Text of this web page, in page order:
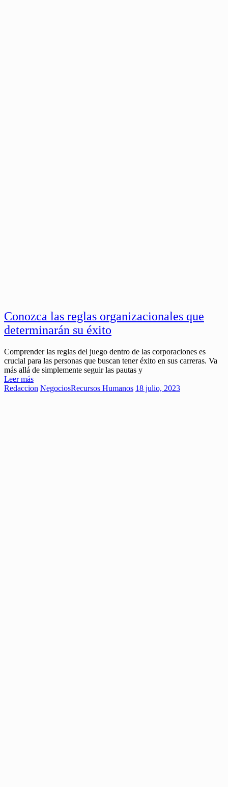
Conozca las reglas organizacionales que
determinarán su éxito
Comprender las reglas del juego dentro de las corporaciones es
crucial para las personas que buscan tener éxito en sus carreras. Va
más allá de simplemente seguir las pautas y
Leer más
Redaccion NegociosRecursos Humanos 18 julio, 2023